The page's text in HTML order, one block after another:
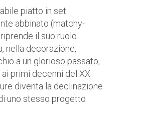
piatto in set
abbinato (matchy-
il suo ruolo
nella decorazione,
a un glorioso passato,
primi decenni del XX
diventa la declinazione
uno stesso progetto